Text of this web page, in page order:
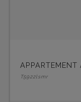
APPARTEMENT
T5922lsmr